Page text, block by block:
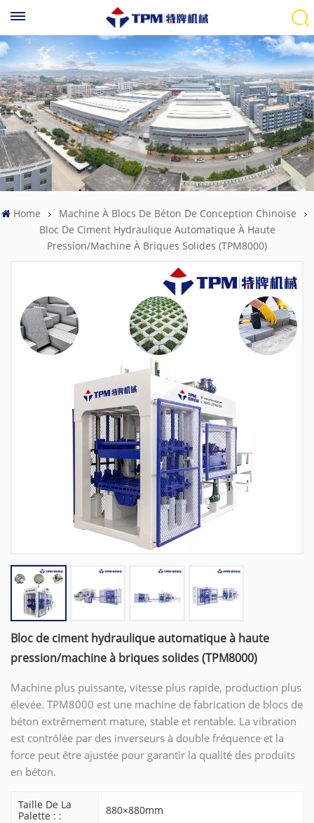
Home
Machine À Blocs De Béton De Conception Chinoise
Bloc De Ciment Hydraulique Automatique À Haute
Pression/machine À Briques Solides (TPM8000)
Bloc de ciment hydraulique automatique à haute
pression/machine à briques solides (TPM8000)
Machine plus puissante, vitesse plus rapide, production plus
élevée. TPM8000 est une machine de fabrication de blocs de
béton extrêmement mature, stable et rentable. La vibration
est contrôlée par des inverseurs à double fréquence et la
force peut être ajustée pour garantir la qualité des produits
en béton.
Taille De La
Palette : :
880×880mm